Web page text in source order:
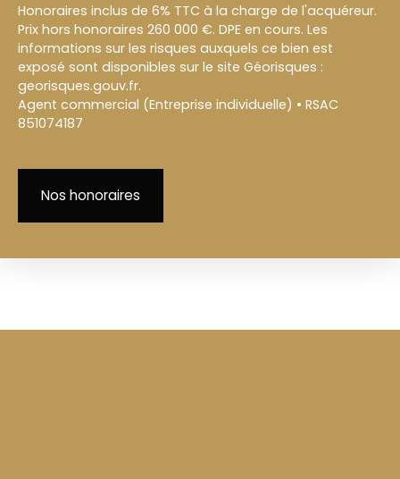
Honoraires inclus de 6% TTC à la charge de l'acquéreur.
Prix hors honoraires 260 000 €. DPE en cours. Les
informations sur les risques auxquels ce bien est
exposé sont disponibles sur le site Géorisques :
georisques.gouv.fr.
Agent commercial (Entreprise individuelle) • RSAC
851074187
Nos honoraires